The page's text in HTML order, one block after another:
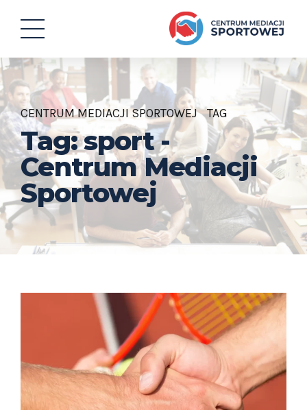
CENTRUM MEDIACJI SPORTOWEJ TAG
Tag: sport -
Centrum Mediacji
Sportowej